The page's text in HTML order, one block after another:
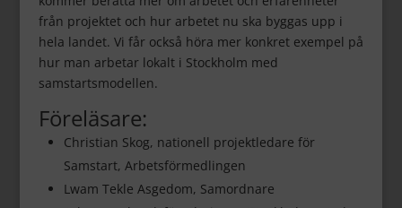
från projektet och hur arbetet nu ska byggas upp i
hela landet. Vi får också höra mer konkret exempel på
hur man arbetar lokalt i Stockholm med
samstartsmodellen.
Föreläsare:
Christian Skog, nationell projektledare för
Samstart, Arbetsförmedlingen
Lwam Tekle Asgedom, Samordnare